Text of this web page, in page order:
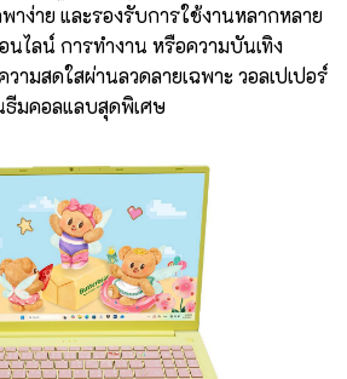
าง่าย และรองรับการใช้งานหลากหลาย
นไลน์ การทำงาน หรือความบันเทิง
ามสดใสผ่านลวดลายเฉพาะ วอลเปเปอร์
ธีมคอลแลบสุดพิเศษ